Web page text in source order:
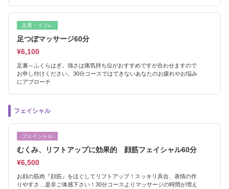
足裏・リフレ
足つぼマッサージ60分
¥6,100
足裏～ふくらはぎ。強さは痛気持ち位がおすすめですが合わせますので
お申し付けください。30分コースではできないあなたのお疲れやお悩み
にアプローチ
フェイシャル
フェイシャル
むくみ、リフトアップに効果的 顔筋フェイシャル60分
¥6,500
お顔の筋肉『顔筋』をほぐしてリフトアップ！スッキリ具合、表情の作
りやすさ…是非ご体感下さい！30分コースよりマッサージの時間が増え